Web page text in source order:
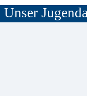
Unser